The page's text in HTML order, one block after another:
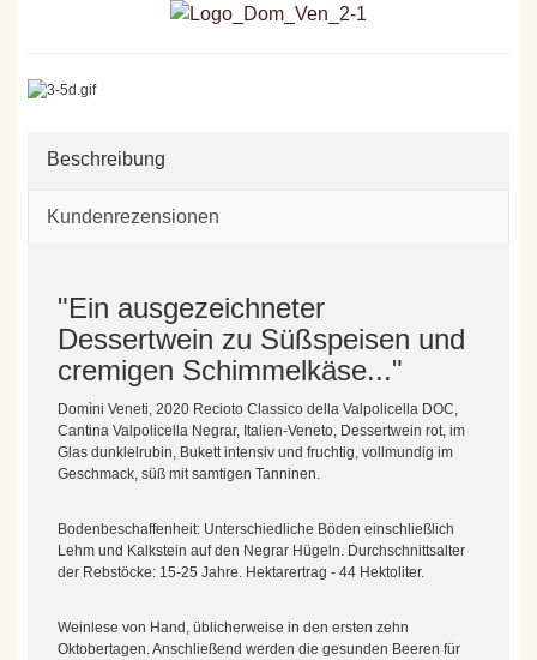
Beschreibung
Kundenrezensionen
"Ein ausgezeichneter
Dessertwein zu Süßspeisen und
cremigen Schimmelkäse..."
Domìni Veneti, 2020 Recioto Classico della Valpolicella DOC,
Cantina Valpolicella Negrar, Italien-Veneto, Dessertwein rot, im
Glas dunklelrubin, Bukett intensiv und fruchtig, vollmundig im
Geschmack, süß mit samtigen Tanninen.
Bodenbeschaffenheit: Unterschiedliche Böden einschließlich
Lehm und Kalkstein auf den Negrar Hügeln. Durchschnittsalter
der Rebstöcke: 15-25 Jahre. Hektarertrag - 44 Hektoliter.
Weinlese von Hand, üblicherweise in den ersten zehn
Oktobertagen. Anschließend werden die gesunden Beeren für